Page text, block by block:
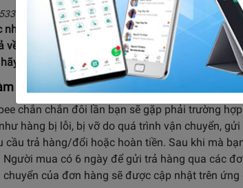
5338
nhận yêu cầu trả hàng nhưng đã quá thời gian
về từ người mua. Bạn đang lo lắng không biết
đọc ngay bài viết dưới đây để biết câu trả lời
gì khi không nhận được hàng trả về từ
chắn chắn đôi lần bạn sẽ gặp phải trường
hàng bị lỗi, bị vỡ do quá trình vận chuyển,
cầu trả hàng/đổi hoặc hoàn tiền. Sau khi mà
mua có 6 ngày để gửi trả hàng qua các
của đơn hàng sẽ được cập nhật trên ứng